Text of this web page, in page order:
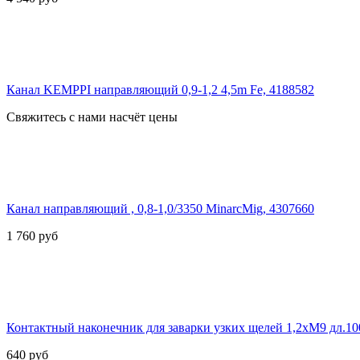
Канал KEMPPI направляющий 0,9-1,2 4,5m Fe, 4188582
Свяжитесь с нами насчёт цены
Канал направляющий , 0,8-1,0/3350 MinarcMig, 4307660
1 760 руб
Контактный наконечник для заварки узких щелей 1,2хМ9
640 руб